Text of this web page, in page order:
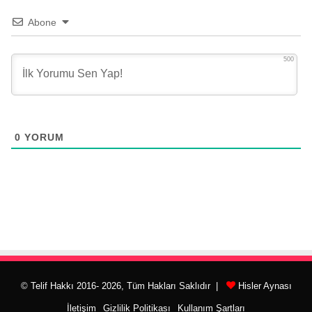
Abone
500
0 YORUM
© Telif Hakkı 2016- 2026, Tüm Hakları Saklıdır | Hisler Aynası
İletişim Gizlilik Politikası Kullanım Şartları